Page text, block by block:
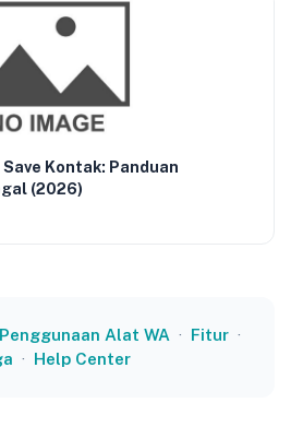
Kontak: Panduan
(2026)
Alat WA · Fitur ·
· Help Center